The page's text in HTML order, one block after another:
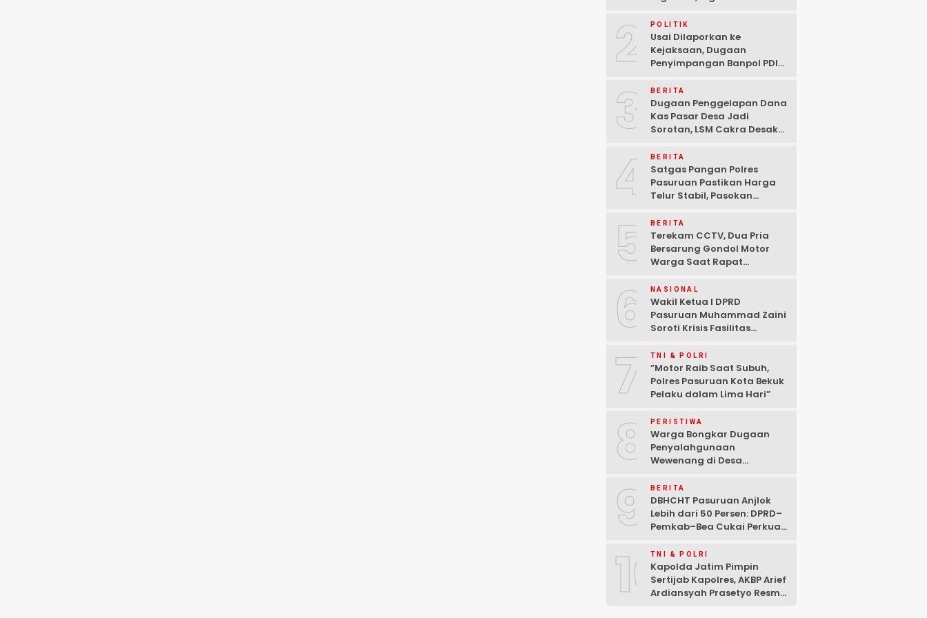
Pasuruan
2 POLITIK
Usai Dilaporkan ke
Kejaksaan, Dugaan
Penyimpangan Banpol PDIP
Tuntas “6 Eks Ketua PAC
Cabut Laporan”
3 BERITA
Dugaan Penggelapan Dana
Kas Pasar Desa Jadi
Sorotan, LSM Cakra Desak
4 BERITA
Satgas Pangan Polres
Pasuruan Pastikan Harga
Telur Stabil, Pasokan
Kekhawatiran Fluktuasi
5 BERITA
Terekam CCTV, Dua Pria
Bersarung Gondol Motor
Warga Saat Rapat
6 NASIONAL
Wakil Ketua I DPRD
Pasuruan Muhammad Zaini
Soroti Krisis Fasilitas
Anggaran
7 TNI & POLRI
‎”Motor Raib Saat Subuh,
Polres Pasuruan Kota Bekuk
Pelaku dalam Lima Hari” ‎
8 PERISTIWA
Warga Bongkar Dugaan
Penyalahgunaan
Wewenang di Desa
Mencuat
9 BERITA
DBHCHT Pasuruan Anjlok
Lebih dari 50 Persen: DPRD–
Pemkab–Bea Cukai Perkuat
Rokok Ilegal
10TNI & POLRI
Kapolda Jatim Pimpin
Sertijab Kapolres, AKBP Arief
Ardiansyah Prasetyo Resmi